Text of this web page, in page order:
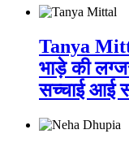
Tanya
भाड़े की
सच्चाई आई